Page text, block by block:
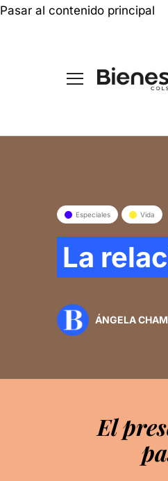
Pasar al contenido principal
Especiales Vida
La
ÁNGELA
El